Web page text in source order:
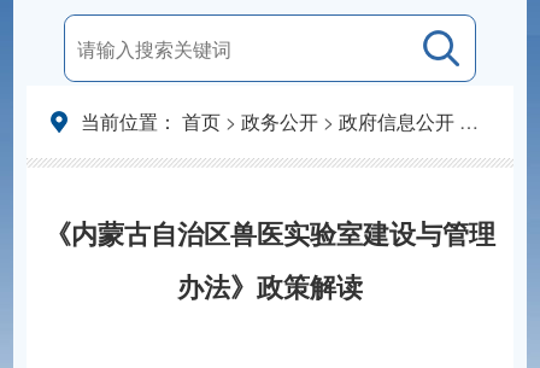
当前位置： 首页> 政务公开> 政府信息公开> 法定主
《内蒙古自治区兽医实验室建设与管理
办法》政策解读